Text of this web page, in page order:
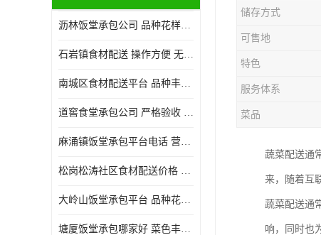
沥林饭堂承包公司 品种花样丰富 提高员工饮食质量
石岩镇食材配送 操作方便 无需亲自管理
南城区食材配送平台 品种丰富 配送时间较短
道窖食堂承包公司 严格验收 维持供膳品质稳定
麻涌镇饭堂承包平台电话 营养均衡 定期推出新菜式
松岗松涛社区食材配送价格 搭配均匀 菜式品种类别多
大岭山饭堂承包平台 品种花样丰富 定期推出新菜式
塘厦饭堂承包哪家好 菜色丰富 大幅度降低食材成本
储存方式
可售地
特色
服务体系
菜品
蔬菜配送通
来，随着互
蔬菜配送通
响，同时也